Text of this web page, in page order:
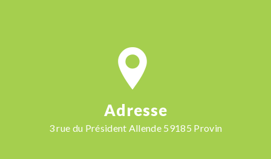
Adresse
3 rue du Président Allende 59185 Provin